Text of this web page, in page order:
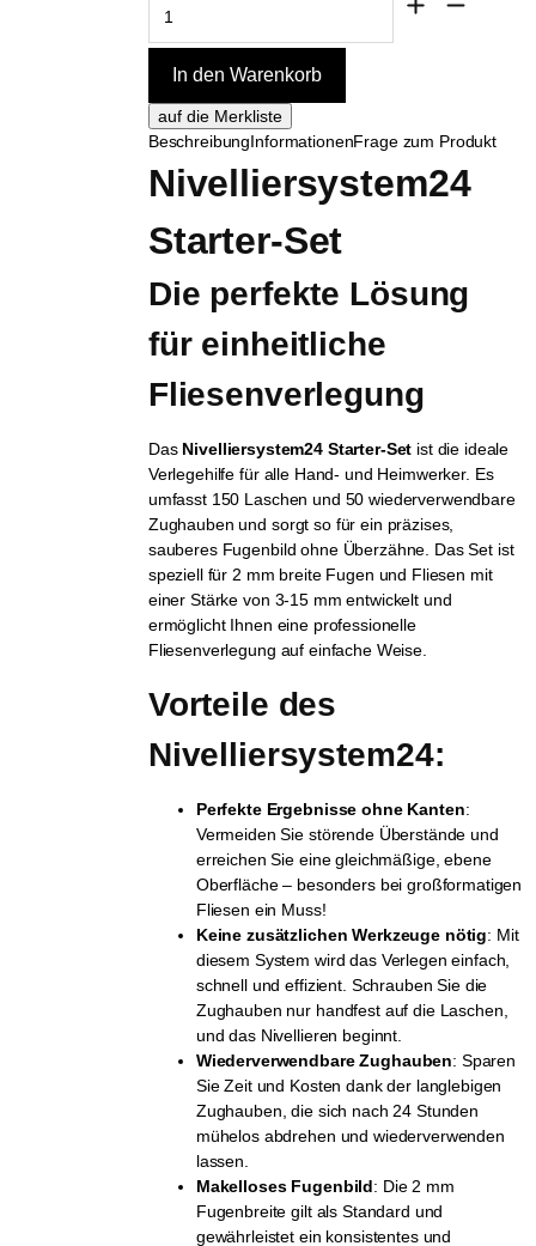
BeschreibungInformationenFrage zum Produkt
Nivelliersystem24
Starter-Set
Die perfekte Lösung
für einheitliche
Fliesenverlegung
Das Nivelliersystem24 Starter-Set ist die ideale
Verlegehilfe für alle Hand- und Heimwerker. Es
umfasst 150 Laschen und 50 wiederverwendbare
Zughauben und sorgt so für ein präzises,
sauberes Fugenbild ohne Überzähne. Das Set ist
speziell für 2 mm breite Fugen und Fliesen mit
einer Stärke von 3-15 mm entwickelt und
ermöglicht Ihnen eine professionelle
Fliesenverlegung auf einfache Weise.
Vorteile des
Nivelliersystem24:
Perfekte Ergebnisse ohne Kanten:
Vermeiden Sie störende Überstände und
erreichen Sie eine gleichmäßige, ebene
Oberfläche – besonders bei großformatigen
Fliesen ein Muss!
Keine zusätzlichen Werkzeuge nötig: Mit
diesem System wird das Verlegen einfach,
schnell und effizient. Schrauben Sie die
Zughauben nur handfest auf die Laschen,
und das Nivellieren beginnt.
Wiederverwendbare Zughauben: Sparen
Sie Zeit und Kosten dank der langlebigen
Zughauben, die sich nach 24 Stunden
mühelos abdrehen und wiederverwenden
lassen.
Makelloses Fugenbild: Die 2 mm
Fugenbreite gilt als Standard und
gewährleistet ein konsistentes und